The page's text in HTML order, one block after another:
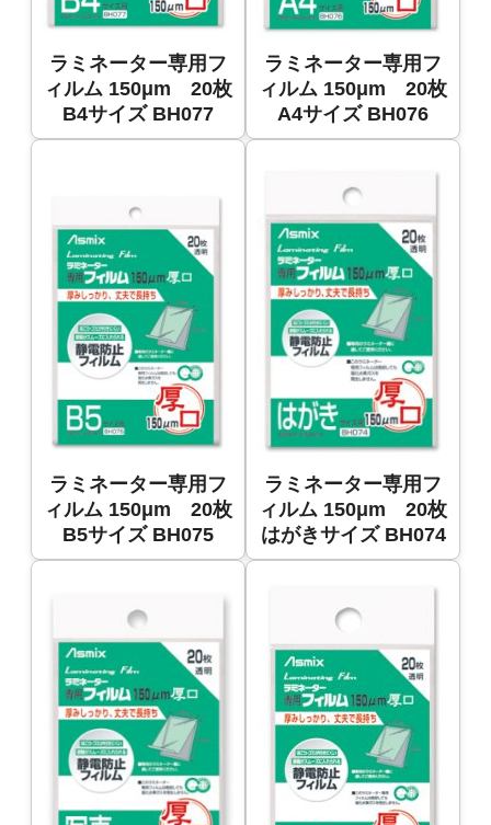
ラミネーター専用フ
ィルム 150μm 20枚
B4サイズ BH077
ラミネーター専用フ
ィルム 150μm 20枚
A4サイズ BH076
ラミネーター専用フ
ィルム 150μm 20枚
B5サイズ BH075
ラミネーター専用フ
ィルム 150μm 20枚
はがきサイズ BH074